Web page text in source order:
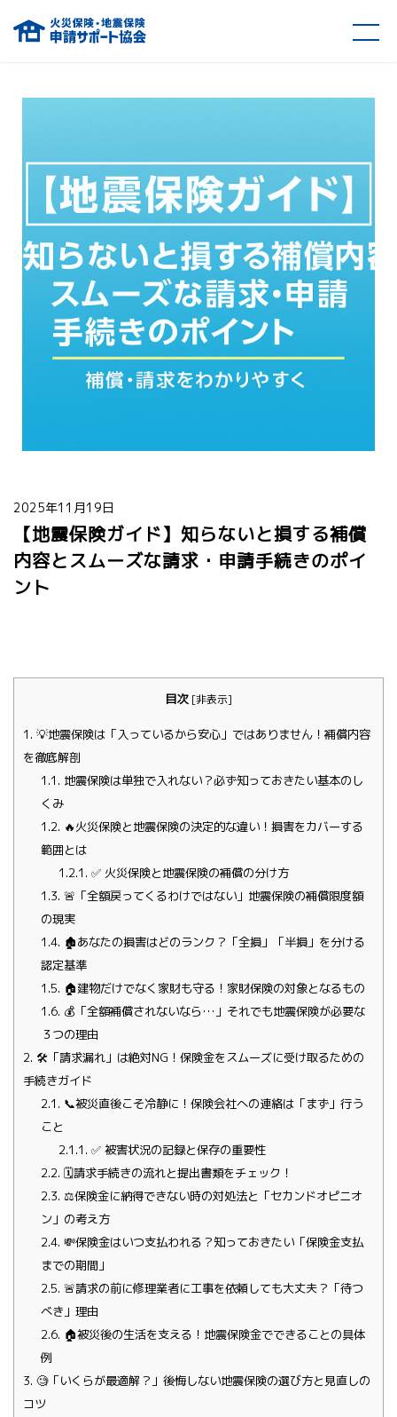
火災保険・地震保険の申請サポート協会
2025年11月19日
【地震保険ガイド】知らないと損する補償
内容とスムーズな請求・申請手続きのポイ
ント
目次 [非表示]
1. 💡地震保険は「入っているから安心」ではありません！補償内容
を徹底解剖
1.1. 地震保険は単独で入れない？必ず知っておきたい基本のし
くみ
1.2. 🔥火災保険と地震保険の決定的な違い！損害をカバーする
範囲とは
1.2.1. ✅ 火災保険と地震保険の補償の分け方
1.3. 🚨「全額戻ってくるわけではない」地震保険の補償限度額
の現実
1.4. 🏚️あなたの損害はどのランク？「全損」「半損」を分ける
認定基準
1.5. 🏠建物だけでなく家財も守る！家財保険の対象となるもの
1.6. 💰「全額補償されないなら…」それでも地震保険が必要な
３つの理由
2. 🛠️「請求漏れ」は絶対NG！保険金をスムーズに受け取るための
手続きガイド
2.1. 📞被災直後こそ冷静に！保険会社への連絡は「まず」行う
こと
2.1.1. ✅ 被害状況の記録と保存の重要性
2.2. 🗓️請求手続きの流れと提出書類をチェック！
2.3. ⚖️保険金に納得できない時の対処法と「セカンドオピニオ
ン」の考え方
2.4. 💸保険金はいつ支払われる？知っておきたい「保険金支払
までの期間」
2.5. 🚨請求の前に修理業者に工事を依頼しても大丈夫？「待つ
べき」理由
2.6. 🏠被災後の生活を支える！地震保険金でできることの具体
例
3. 🧐「いくらが最適解？」後悔しない地震保険の選び方と見直しの
コツ